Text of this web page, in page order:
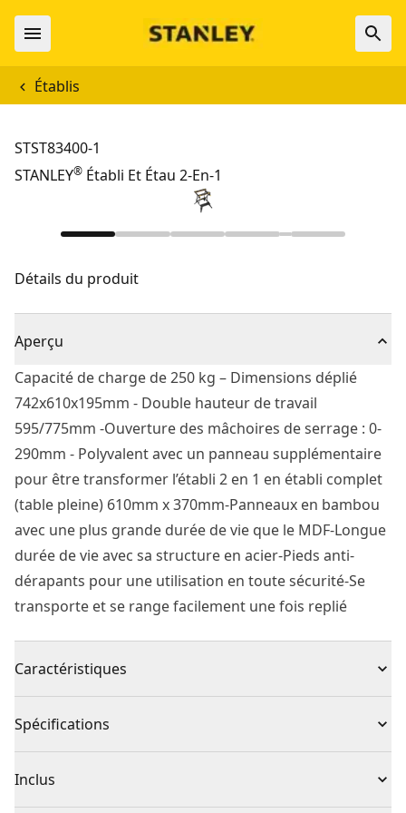
Établis
STST83400-1
STANLEY® Établi Et Étau 2-En-1
Détails du produit
Aperçu
Capacité de charge de 250 kg – Dimensions déplié
742x610x195mm - Double hauteur de travail
595/775mm -Ouverture des mâchoires de serrage : 0-
290mm - Polyvalent avec un panneau supplémentaire
pour être transformer l’établi 2 en 1 en établi complet
(table pleine) 610mm x 370mm-Panneaux en bambou
avec une plus grande durée de vie que le MDF-Longue
durée de vie avec sa structure en acier-Pieds anti-
dérapants pour une utilisation en toute sécurité-Se
transporte et se range facilement une fois replié
Caractéristiques
250 kg.
utilisation polyvalente en tant qu'établi, support
Spécifications
Type de produit Établi
Inclus